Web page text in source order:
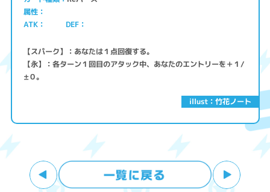
illust：竹花ノート
属性
ATK
DEF
【スパーク】：あなたは１点回復する。
【永】：各ターン１回目のアタック中、あなたのエントリーを＋１/
±０。